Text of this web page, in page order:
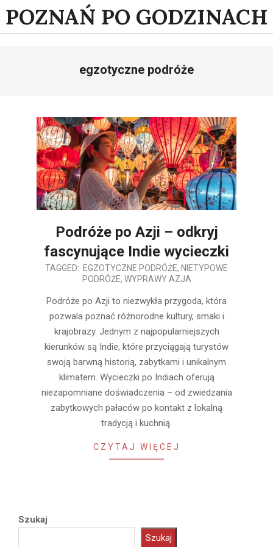
to
content
POZNAŃ PO GODZINACH
egzotyczne podróże
Podróże po Azji – odkryj
fascynujące Indie wycieczki
2025-
TAGGED: EGZOTYCZNE PODRÓŻE, NIETYPOWE
PODRÓŻE, WYPRAWY AZJA
Podróże po Azji to niezwykła przygoda, która
pozwala poznać różnorodne kultury, smaki i
krajobrazy. Jednym z najpopularniejszych
kierunków są Indie, które przyciągają turystów
swoją barwną historią, zabytkami i unikalnym
klimatem. Wycieczki po Indiach oferują
niezapomniane doświadczenia – od zwiedzania
zabytkowych pałaców po kontakt z lokalną
tradycją i kuchnią.
CZYTAJ WIĘCEJ
Szukaj
Szukaj